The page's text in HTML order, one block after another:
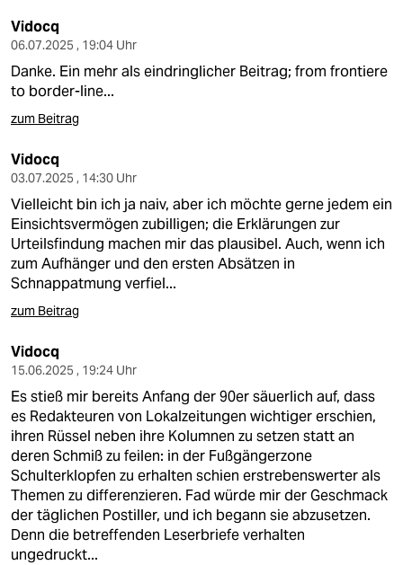
Vidocq
06.07.2025 , 19:04 Uhr
Danke. Ein mehr als eindringlicher Beitrag; from frontiere
to border-line...
zum Beitrag
Vidocq
03.07.2025 , 14:30 Uhr
Vielleicht bin ich ja naiv, aber ich möchte gerne jedem ein
Einsichtsvermögen zubilligen; die Erklärungen zur
Urteilsfindung machen mir das plausibel. Auch, wenn ich
zum Aufhänger und den ersten Absätzen in
Schnappatmung verfiel...
zum Beitrag
Vidocq
15.06.2025 , 19:24 Uhr
Es stieß mir bereits Anfang der 90er säuerlich auf, dass
es Redakteuren von Lokalzeitungen wichtiger erschien,
ihren Rüssel neben ihre Kolumnen zu setzen statt an
deren Schmiß zu feilen: in der Fußgängerzone
Schulterklopfen zu erhalten schien erstrebenswerter als
Themen zu differenzieren. Fad würde mir der Geschmack
der täglichen Postiller, und ich begann sie abzusetzen.
Denn die betreffenden Leserbriefe verhalten
ungedruckt...